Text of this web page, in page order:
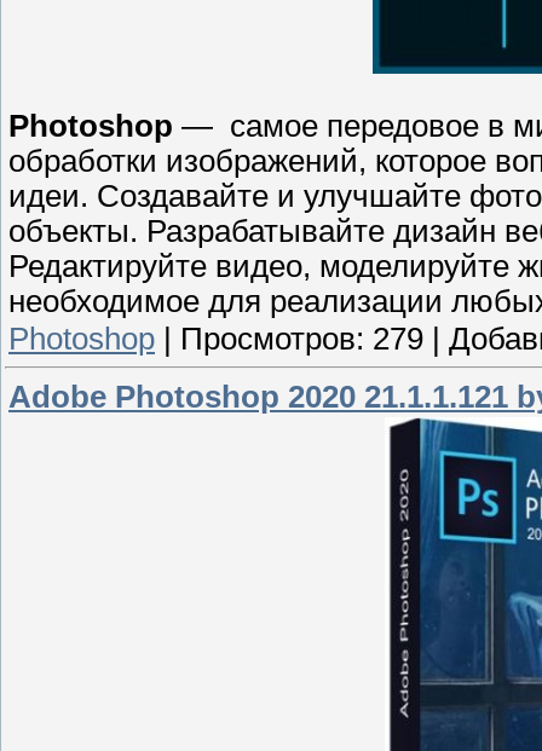
Photoshop — самое передовое в
обработки изображений, которое
идеи. Создавайте и улучшайте
объекты. Разрабатывайте дизайн
Редактируйте видео, моделируйте
необходимое для реализации
Photoshop
Просмотров: 279
Adobe Photoshop 2020 21.1.1.121